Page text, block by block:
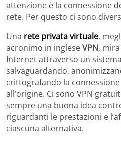
attenzione è la connessione
rete. Per questo ci sono
Una rete privata virtuale,
acronimo in ingleseVPN,
Internet attraverso un
salvaguardando,
crittografando la
all’origine. Ci sono VPN
sempre una buona idea
riguardanti le prestazioni e
ciascuna alternativa.